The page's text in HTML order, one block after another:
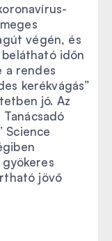
végén, és
időn
a rendes
kerékvágás”
jó. Az
Tanácsadó
Science
jövő